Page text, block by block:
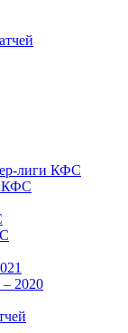
лиги КФС
КФС
– 2020